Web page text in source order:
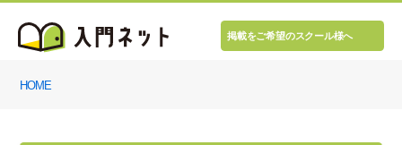
掲載をご希望のスクール様へ
HOME